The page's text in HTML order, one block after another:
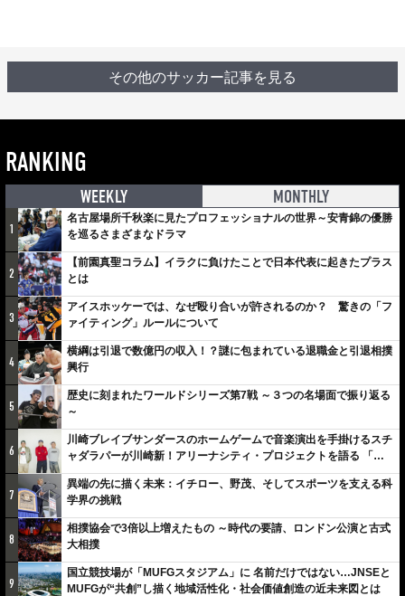
その他のサッカー記事を見る
RANKING
WEEKLY MONTHLY
1
名古屋場所千秋楽に見たプロフェッショナルの世界～安青錦の優勝
を巡るさまざまなドラマ
2
【前園真聖コラム】イラクに負けたことで日本代表に起きたプラス
とは
3
アイスホッケーでは、なぜ殴り合いが許されるのか？ 驚きの「フ
ァイティング」ルールについて
4
横綱は引退で数億円の収入！？謎に包まれている退職金と引退相撲
興行
5
歴史に刻まれたワールドシリーズ第7戦 ～３つの名場面で振り返る
～
6
川崎ブレイブサンダースのホームゲームで音楽演出を手掛けるスチ
ャダラパーが川崎新！アリーナシティ・プロジェクトを語る 「楽
しみでしかないでしょ。川崎は、ずっと成長曲線だから」
7
異端の先に描く未来：イチロー、野茂、そしてスポーツを支える科
学界の挑戦
8
相撲協会で3倍以上増えたもの ～時代の要請、ロンドン公演と古式
大相撲
9
国立競技場が「MUFGスタジアム」に 名前だけではない…JNSEと
MUFGが“共創”し描く地域活性化・社会価値創造の近未来図とは